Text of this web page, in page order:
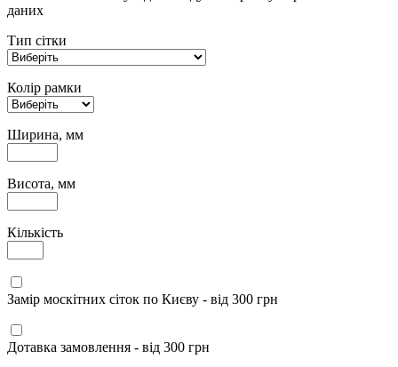
даних
Тип сітки
Колір рамки
Ширина, мм
Висота, мм
Кількість
Замір москітних сіток по Києву - від 300 грн
Дотавка замовлення - від 300 грн